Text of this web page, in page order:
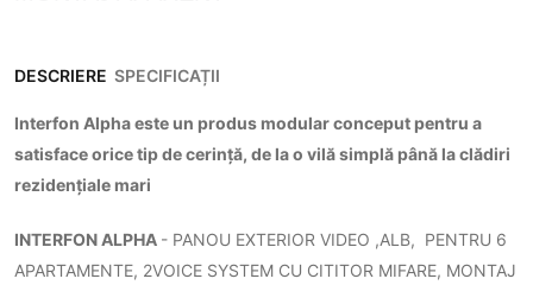
DESCRIERE SPECIFICAȚII
Interfon Alpha este un produs modular conceput pentru a
satisface orice tip de cerință, de la o vilă simplă până la clădiri
rezidențiale mari
INTERFON ALPHA - PANOU EXTERIOR VIDEO ,ALB, PENTRU 6
APARTAMENTE, 2VOICE SYSTEM CU CITITOR MIFARE, MONTAJ